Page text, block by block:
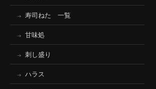
寿司ねた 一覧
甘味処
刺し盛り
ハラス